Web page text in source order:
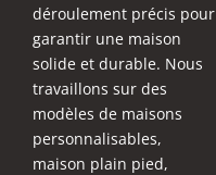
déroulement précis pour
garantir une maison
solide et durable. Nous
travaillons sur des
modèles de maisons
personnalisables,
maison plain pied,